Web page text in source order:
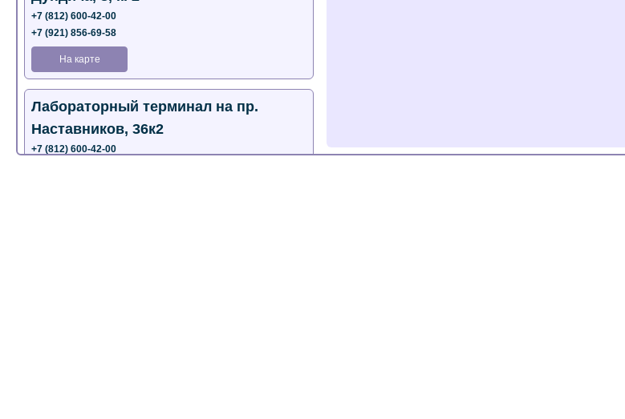
+7 (812) 600-42-00
+7 (921) 856-69-58
На карте
Лабораторный терминал на пр.
Наставников, 36к2
+7 (812) 600-42-00